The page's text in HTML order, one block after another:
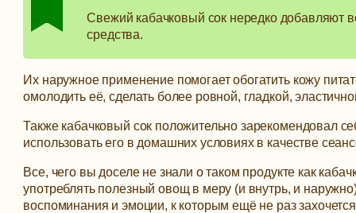
Свежий кабачковый сок нередко добавляют
средства.
Их наружное применение помогает обогатить кожу
омолодить её, сделать более ровной, гладкой,
Также кабачковый сок положительно зарекомендовал
использовать его в домашних условиях в качестве
Все, чего вы доселе не знали о таком продукте как
употреблять полезный овощ в меру (и внутрь, и
воспоминания и эмоции, к которым ещё не раз